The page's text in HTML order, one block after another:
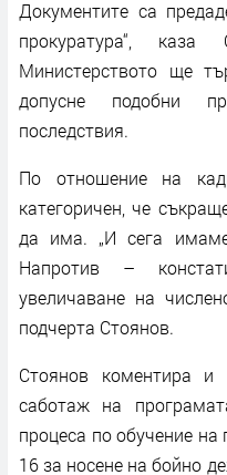
Документите са
прокуратура“,
Министерството ще
допусне подобни
последствия.
По отношение на
категоричен, че
да има. „И сега
Напротив –
увеличаване на
подчерта Стоянов.
Стоянов коментира и
саботаж на
процеса по обучение на
16 за носене на бойно